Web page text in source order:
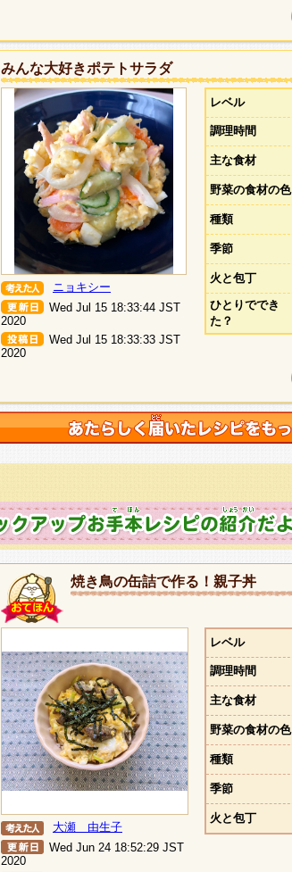
みんな大好きポテトサラダ
ニョキシー
Wed Jul 15 18:33:44 JST
2020
Wed Jul 15 18:33:33 JST
2020
レベル
調理時間
主な食材
野菜の食材の色
種類
季節
火と包丁
ひとりででき
た？
焼き鳥の缶詰で作る！親子丼
大瀬 由生子
Wed Jun 24 18:52:29 JST
2020
レベル
調理時間
主な食材
野菜の食材の色
種類
季節
火と包丁